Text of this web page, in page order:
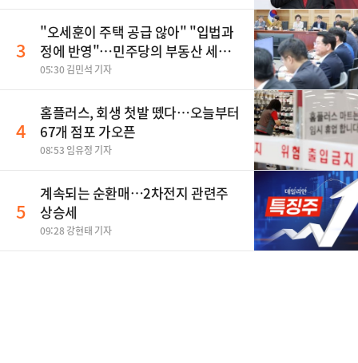
3
"오세훈이 주택 공급 않아" "입법과
정에 반영"…민주당의 부동산 세제
개편 해법은
05:30 김민석 기자
4
홈플러스, 회생 첫발 뗐다…오늘부터
67개 점포 가오픈
08:53 임유정 기자
5
계속되는 순환매…2차전지 관련주
상승세
09:28 강현태 기자